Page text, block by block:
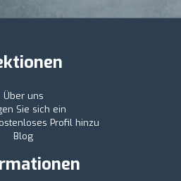
Über uns
Sie sich ein
Profil hinzu
Blog